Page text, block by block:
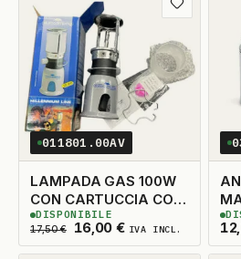
Aggiungi ai
011801.00AV
LAMPADA GAS 100W
CON CARTUCCIA CON
PIEZOELETTRICO
17,50€ Il prezzo originale era:
16,00 €Il prezzo attuale
IVA INCL.
4DISPONIBILI
DISPONIBILE 8